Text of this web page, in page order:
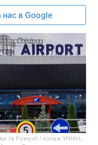
нас в Google
та Румунії / колаж УНІАН,